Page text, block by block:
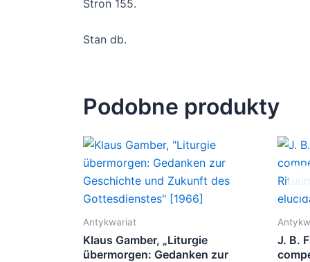
Stron 155.
Stan db.
Podobne produkty
Antykwariat
Klaus Gamber, „Liturgie
übermorgen: Gedanken zur
J. B.